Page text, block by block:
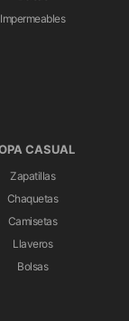
Impermeables
CASUAL
Zapatillas
Chaquetas
Camisetas
Llaveros
Bolsas